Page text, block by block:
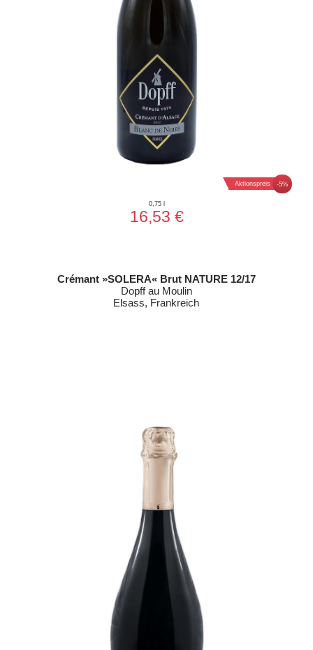
-5%
Aktionspreis
0,75 l
16,53 €
Crémant »SOLERA« Brut NATURE 12/17
Dopff au Moulin
Elsass, Frankreich